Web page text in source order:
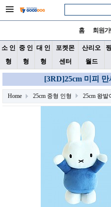
홈 회원가
소 인
형
중 인
형
대 인
형
포켓몬
센터
산리오
월드
[3RD]25cm 미피
Home 25cm 중형 인형 25cm 왕발